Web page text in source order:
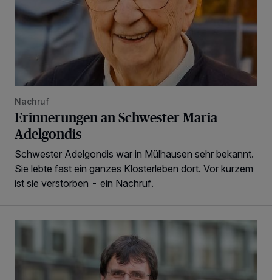
Nachruf
Erinnerungen an Schwester Maria
Adelgondis
Schwester Adelgondis war in Mülhausen sehr bekannt.
Sie lebte fast ein ganzes Klosterleben dort. Vor kurzem
ist sie verstorben - ein Nachruf.
Der NRW-Finanzminister als Historiker